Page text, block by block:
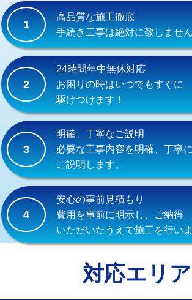
式）)
交換・取付(混合水栓（壁付・デッキ
式・ワンホール）)
交換・取付(排水栓・排水トラップ
（P/S/ポップアップ））
交換・取付（その他部品）
持込商品取付（単水栓）
持込商品取付（混合水栓）
持込商品取付（浄水器・分岐水栓）
給水管工事※（ホール加工)
給水管工事※（バンド止め)
給水管工事※（保温材使用（バンド止
1
高品質な施工徹底
手続き工事は絶対に致しません
2
24時間年中無休対応
お困りの時はいつでもすぐに
駆けつけます！
3
明確、丁寧なご説明
必要な工事内容を明確、丁寧に
ご説明します。
4
安心の事前見積もり
費用を事前に明示し、ご納得
いただいたうえで施工を行いま
対応エリア